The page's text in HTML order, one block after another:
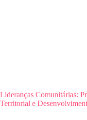
Lideranças Comunitárias:
Territorial e